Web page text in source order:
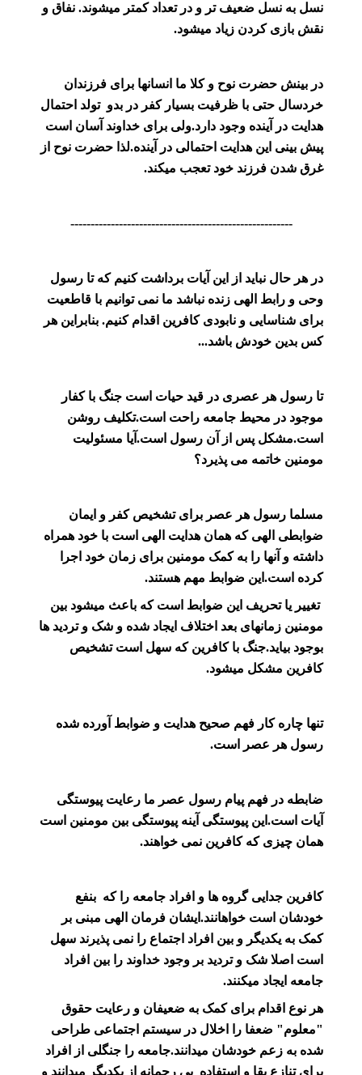
نسل به نسل ضعیف تر و در تعداد کمتر میشوند. نفاق و
نقش بازی کردن زیاد میشود.
در بینش حضرت نوح و کلا ما انسانها برای فرزندان
خردسال حتی با ظرفیت بسیار کفر در بدو تولد احتمال
هدایت در آینده وجود دارد.ولی برای خداوند آسان است
پیش بینی این هدایت احتمالی در آینده.لذا حضرت نوح از
غرق شدن فرزند خود تعجب میکند.
-------------------------------------------------------
در هر حال نباید از این آیات برداشت کنیم که تا رسول
وحی و رابط الهی زنده نباشد ما نمی توانیم با قاطعیت
برای شناسایی و نابودی کافرین اقدام کنیم. بنابراین هر
کس بدین خودش باشد...
تا رسول هر عصری در قید حیات است جنگ با کفار
موجود در محیط جامعه راحت است.تکلیف روشن
است.مشکل پس از آن رسول است.آیا مسئولیت
مومنین خاتمه می پذیرد؟
مسلما رسول هر عصر برای تشخیص کفر و ایمان
ضوابطی الهی که همان هدایت الهی است با خود همراه
داشته و آنها را به کمک مومنین برای زمان خود اجرا
کرده است.این ضوابط مهم هستند.
تغییر یا تحریف این ضوابط است که باعث میشود بین
مومنین زمانهای بعد اختلاف ایجاد شده و شک و تردید ها
بوجود بیاید.جنگ با کافرین که سهل است تشخیص
کافرین مشکل میشود.
تنها چاره کار فهم صحیح هدایت و ضوابط آورده شده
رسول هر عصر است.
ضابطه در فهم پیام رسول عصر ما رعایت پیوستگی
آیات است.این پیوستگی آینه پیوستگی بین مومنین است
همان چیزی که کافرین نمی خواهند.
کافرین جدایی گروه ها و افراد جامعه را که بنفع
خودشان است خواهانند.ایشان فرمان الهی مبنی بر
کمک به یکدیگر و بین افراد اجتماع را نمی پذیرند سهل
است اصلا شک و تردید بر وجود خداوند را بین افراد
جامعه ایجاد میکنند.
هر نوع اقدام برای کمک به ضعیفان و رعایت حقوق
"معلوم" ضعفا را اخلال در سیستم اجتماعی طراحی
شده به زعم خودشان میدانند.جامعه را جنگلی از افراد
برای تنازع بقا و استفاده بی رحمانه از یکدیگر میدانند و